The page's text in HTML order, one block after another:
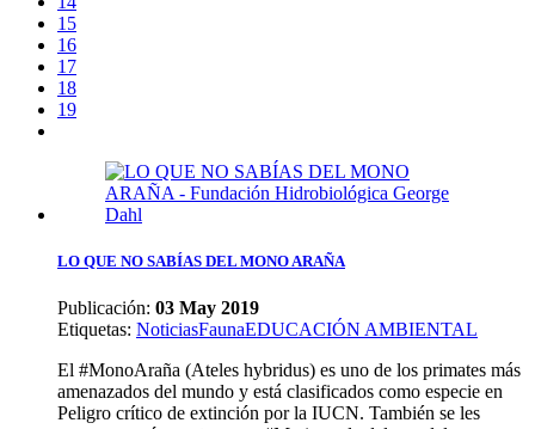
15
16
17
18
19
LO QUE NO SABÍAS DEL MONO ARAÑA
Publicación: 03 May 2019
Etiquetas: NoticiasFaunaEDUCACIÓN AMBIENTAL
El #MonoAraña (Ateles hybridus) es uno de los primates más
amenazados del mundo y está clasificados como especie en
Peligro crítico de extinción por la IUCN. También se les